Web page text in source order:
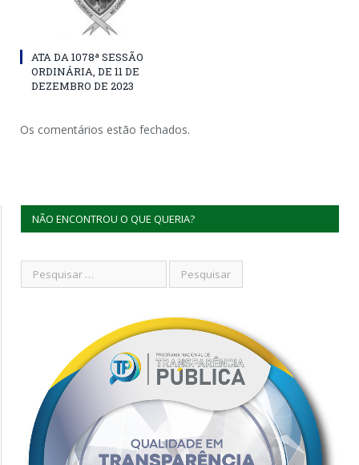
ATA DA 1078ª SESSÃO
ORDINÁRIA, DE 11 DE
DEZEMBRO DE 2023
Os comentários estão fechados.
NÃO ENCONTROU O QUE QUERIA?